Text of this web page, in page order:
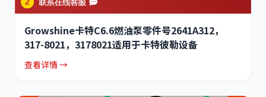
Growshine卡特C6.6燃油泵零件号2641A312，
317-8021，3178021适用于卡特彼勒设备
查看详情 →